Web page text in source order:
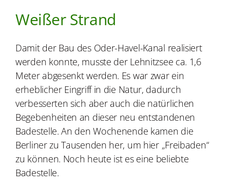
Weißer Strand
Damit der Bau des Oder-Havel-Kanal realisiert
werden konnte, musste der Lehnitzsee ca. 1,6
Meter abgesenkt werden. Es war zwar ein
erheblicher Eingriff in die Natur, dadurch
verbesserten sich aber auch die natürlichen
Begebenheiten an dieser neu entstandenen
Badestelle. An den Wochenende kamen die
Berliner zu Tausenden her, um hier „Freibaden“
zu können. Noch heute ist es eine beliebte
Badestelle.